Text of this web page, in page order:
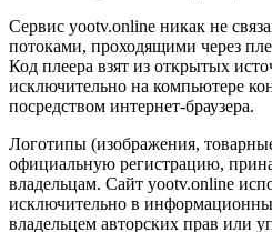
Сервис yootv.online никак не
потоками, проходящими через
Код плеера взят из открытых
исключительно на компьютере
посредством интернет-браузера.
Логотипы (изображения,
официальную регистрацию,
владельцам. Сайт yootv.online
исключительно в
владельцем авторских прав или